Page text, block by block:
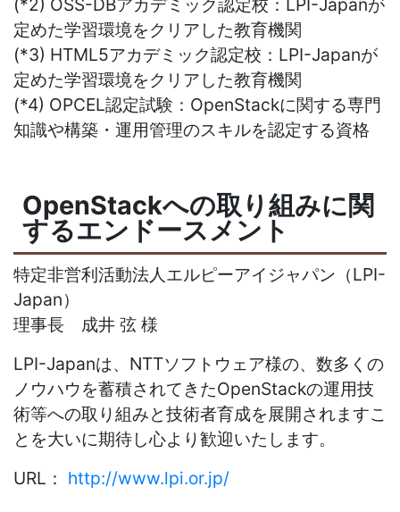
定めた学習環境をクリアした教育機関
(*3) HTML5アカデミック認定校：LPI-Japanが
定めた学習環境をクリアした教育機関
(*4) OPCEL認定試験：OpenStackに関する専門
知識や構築・運用管理のスキルを認定する資格
OpenStackへの取り組みに関
するエンドースメント
特定非営利活動法人エルピーアイジャパン（LPI-
Japan）
理事長 成井 弦 様
LPI-Japanは、NTTソフトウェア様の、数多くの
ノウハウを蓄積されてきたOpenStackの運用技
術等への取り組みと技術者育成を展開されますこ
とを大いに期待し心より歓迎いたします。
URL： http://www.lpi.or.jp/